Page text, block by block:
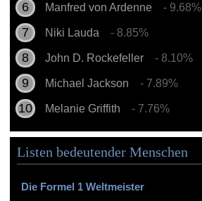
Manfred von Ardenne - 9.68%
Niki Lauda - 8.85%
John D. Rockefeller - 8.10%
Michael Jackson - 7.89%
Melanie Griffith - 7.76%
Listen bedeutender Menschen
Die Formel 1 Weltmeister